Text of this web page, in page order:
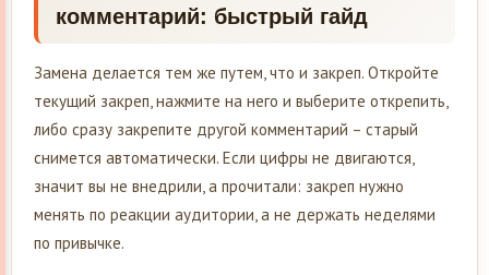
комментарий: быстрый гайд
Замена делается тем же путем, что и закреп. Откройте
текущий закреп, нажмите на него и выберите открепить,
либо сразу закрепите другой комментарий – старый
снимется автоматически. Если цифры не двигаются,
значит вы не внедрили, а прочитали: закреп нужно
менять по реакции аудитории, а не держать неделями
по привычке.